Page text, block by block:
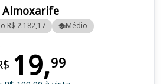
Almoxarife
R$ 2.182,17 Médio
19,99